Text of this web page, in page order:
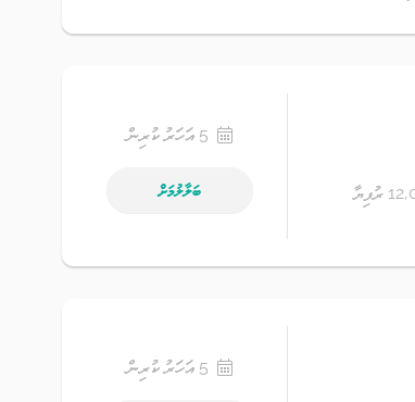
5 އަހަރު ކުރިން
ބަލާލުމަށް
5 އަހަރު ކުރިން